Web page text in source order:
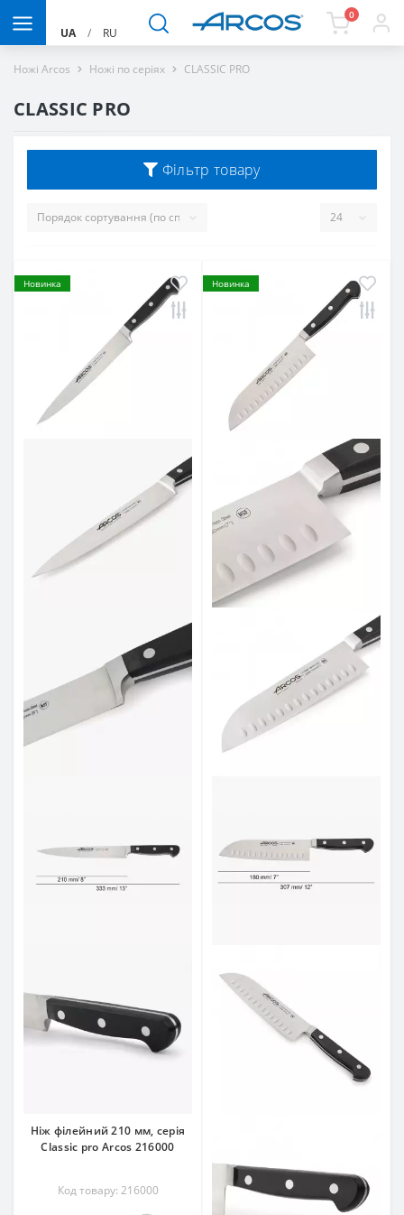
UA / RU
0
Ножі Arcos Ножі по серіях CLASSIC PRO
CLASSIC PRO
Фільтр товару
Новинка
Ніж філейний 210 мм, серія
Classic pro Arcos 216000
Код товару: 216000
Новинка